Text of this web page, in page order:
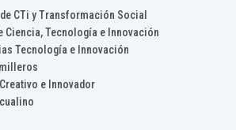
CTi y Transformación Social
Ciencia, Tecnología e Innovación
Tecnología e Innovación
e Innovador